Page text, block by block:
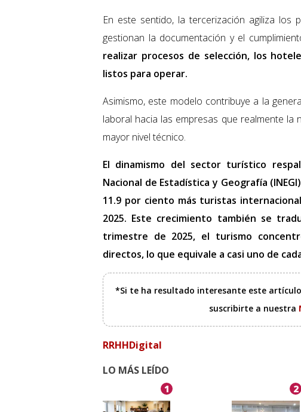
En este sentido, la tercerización agiliza los
gestionan la documentación y el
realizar procesos de selección, los
listos para operar.
Asimismo, este modelo contribuye a la
laboral hacia las empresas que realmente la
mayor nivel técnico.
El dinamismo del sector turístico
Nacional de Estadística y Geografía
11.9 por ciento más turistas
2025. Este crecimiento también se
trimestre de 2025, el turismo
directos, lo que equivale a casi uno de
*Si te ha resultado interesante este
suscribirte a nuestra
RRHHDigital
LO MÁS LEÍDO
1 2